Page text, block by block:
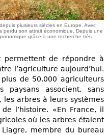
plusieurs siècles en Europe. Avec
perdu son attrait économique. Depuis une
grâce à une recherche très
permettent de répondre à
l’agriculture aujourd’hui.
de 50.000 agriculteurs
paysans associent, sans
arbres à leurs systèmes
l’histoire. «En France, il
où les arbres étaient
membre du bureau